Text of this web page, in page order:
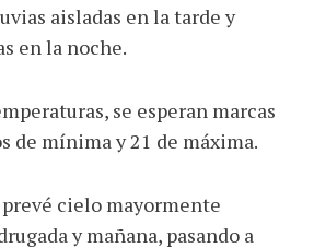
aisladas en la tarde y
en la noche.
se esperan marcas
de mínima y 21 de máxima.
cielo mayormente
y mañana, pasando a